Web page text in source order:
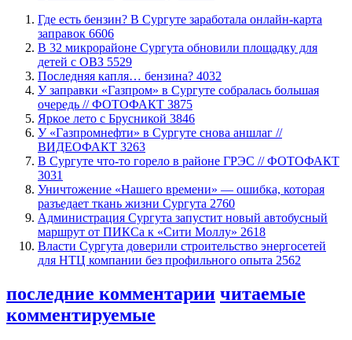
​Где есть бензин? В Сургуте заработала онлайн-карта
заправок 6606
В 32 микрорайоне Сургута обновили площадку для
детей с ОВЗ 5529
​Последняя капля… бензина? 4032
​У заправки «Газпром» в Сургуте собралась большая
очередь // ФОТОФАКТ 3875
Яркое лето с Брусникой 3846
У «Газпромнефти» в Сургуте снова аншлаг //
ВИДЕОФАКТ 3263
​В Сургуте что-то горело в районе ГРЭС // ФОТОФАКТ
3031
​Уничтожение «Нашего времени» — ошибка, которая
разъедает ткань жизни Сургута 2760
​Администрация Сургута запустит новый автобусный
маршрут от ПИКСа к «Сити Моллу» 2618
Власти Сургута доверили строительство энергосетей
для НТЦ компании без профильного опыта 2562
последние комментарии читаемые
комментируемые